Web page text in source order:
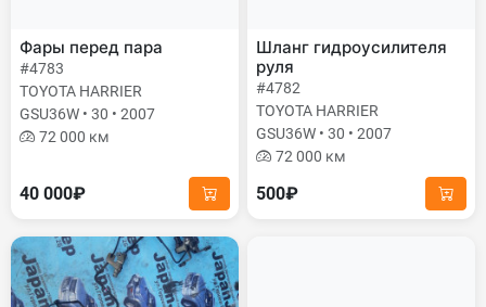
Фары перед пара
#4783
TOYOTA HARRIER
GSU36W • 30 • 2007
72 000 км
40 000₽
Шланг гидроусилителя
руля
#4782
TOYOTA HARRIER
GSU36W • 30 • 2007
72 000 км
500₽